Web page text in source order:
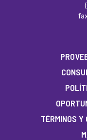
TÉRMINOS Y